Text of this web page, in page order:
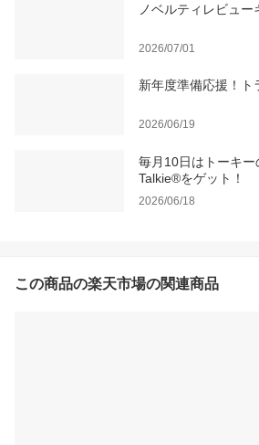
ノベルティレビュー
2026/07/01
新年度準備応援！ト
2026/06/19
毎月10日はトーキ
Talkie®をゲット！
2026/06/18
この商品の楽天市場の関連商品